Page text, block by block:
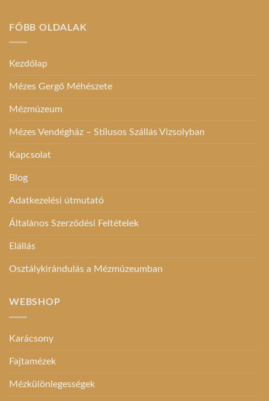
FŐBB OLDALAK
Kezdőlap
Mézes Gergő Méhészete
Mézmúzeum
Mézes Vendégház – Stílusos Szállás Vizsolyban
Kapcsolat
Blog
Adatkezelési útmutató
Általános Szerződési Feltételek
Elállás
Osztálykirándulás a Mézmúzeumban
WEBSHOP
Karácsony
Fajtamézek
Mézkülönlegességek